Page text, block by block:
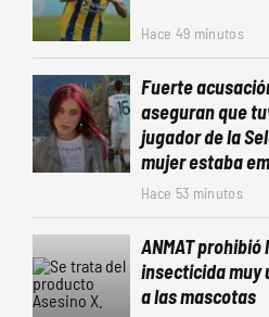
Hace 49 minutos
Fuerte
aseguran que
jugador de la
mujer estaba
Hace 53 minutos
ANMAT
insecticida muy
a las mascotas